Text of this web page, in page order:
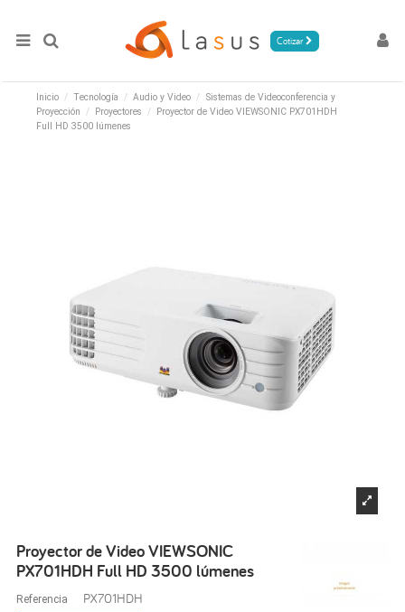
Cotizar
Inicio Tecnología Audio y Video
Sistemas de Videoconferencia y
Proyección
Proyectores
Proyector de Video VIEWSONIC PX701HDH
Full HD 3500 lúmenes
Proyector de Video VIEWSONIC
PX701HDH Full HD 3500 lúmenes
Referencia PX701HDH